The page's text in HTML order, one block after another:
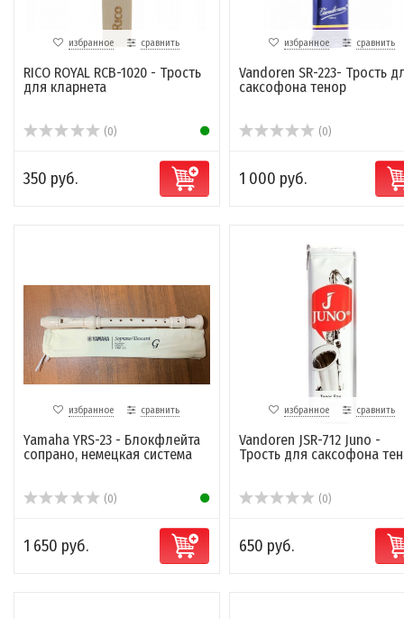
избранное сравнить
RICO ROYAL RCB-1020 - Трость
для кларнета
(0)
350 руб.
избранное сравнить
Vandoren SR-223- Трость
саксофона тенор
(0)
1 000 руб.
избранное сравнить
Yamaha YRS-23 - Блокфлейта
сопрано, немецкая система
(0)
1 650 руб.
избранное сравнить
Vandoren JSR-712 Juno -
Трость для саксофона
(0)
650 руб.